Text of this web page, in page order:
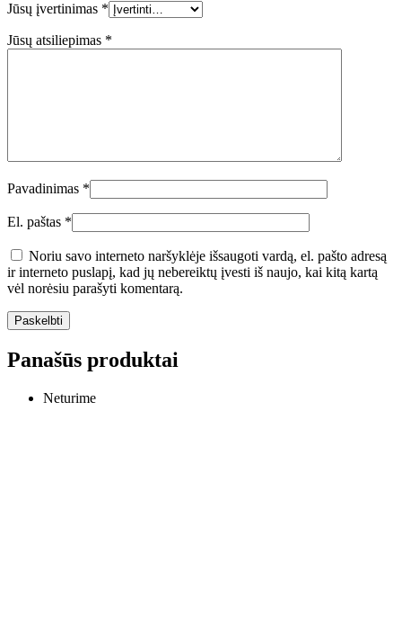
Jūsų įvertinimas *
Jūsų atsiliepimas *
Pavadinimas *
El. paštas *
Noriu savo interneto naršyklėje išsaugoti vardą, el. pašto adresą
ir interneto puslapį, kad jų nebereiktų įvesti iš naujo, kai kitą kartą
vėl norėsiu parašyti komentarą.
Panašūs produktai
Neturime